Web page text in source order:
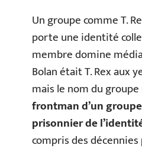
Un groupe comme T.
porte une identité
membre domine
Bolan était T. Rex aux
mais le nom du
frontman d’un
prisonnier de
compris des